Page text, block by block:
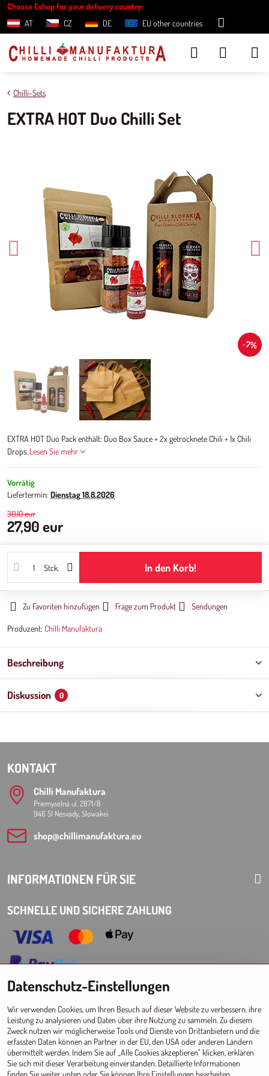
Choose Eshop for your delivery country:
AT
CZ DE EU other countries
7%
Chilli-Sets
EXTRA HOT Duo Chilli Set
EXTRA HOT Duo Pack enthält: Duo Box Sauce + 2x getrocknete Chili + 1x Chili
Drops. Lesen Sie mehr
Vorrätig
Liefertermin: Dienstag18.8.2026
30,10 eur
27,90 eur
Stck. In den Korb!
Zu Favoriten hinzufügen Frage zum Produkt Sendungen
Produzent: Chilli Manufaktura
Beschreibung
Diskussion 0
KONTAKT
Chilli Manufaktura
Priemyselná ul. 2871/8
946 51 Nesvady, Slowakei
shop​@chillimanufaktura​.eu
INFORMATIONEN FÜR SIE
SCHNELLE UND SICHERE ZAHLUNG
Choose Eshop for your delivery country:
AT CZ DE SK HU PL EU other countries
GROSSHANDEL FÜR GESCHÄFTE
Registrierung l Loginzum Großhandel
Datenschutz-Einstellungen
Wir verwenden Cookies, um Ihren Besuch auf dieser Website zu verbessern, ihre
Leistung zu analysieren und Daten über ihre Nutzung zu sammeln. Zu diesem
Zweck nutzen wir möglicherweise Tools und Dienste von Drittanbietern und die
erfassten Daten können an Partner in der EU, den USA oder anderen Ländern
übermittelt werden. Indem Sie auf „Alle Cookies akzeptieren" klicken, erklären
Sie sich mit dieser Verarbeitung einverstanden. Detaillierte Informationen
finden Sie weiter unten oder Sie können Ihre Einstellungen bearbeiten.